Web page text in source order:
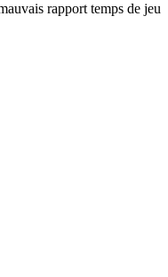
rapport temps de jeu